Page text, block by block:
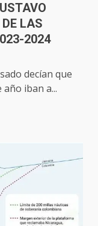
LAS
2024
decían que
iban a...